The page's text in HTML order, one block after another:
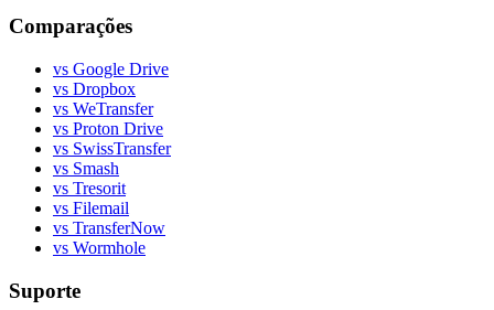
Comparações
vs Google Drive
vs Dropbox
vs WeTransfer
vs Proton Drive
vs SwissTransfer
vs Smash
vs Tresorit
vs Filemail
vs TransferNow
vs Wormhole
Suporte